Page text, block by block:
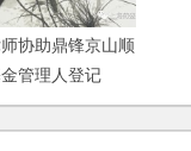
协助鼎锋京山顺
管理人登记